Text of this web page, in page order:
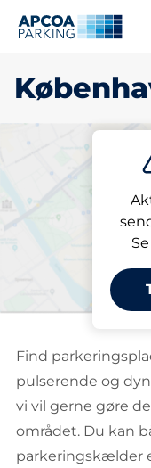
Se
Parkering
Vælg din
Find
pulserende og
vi vil gerne gøre
området. Du kan
parkeringskælder